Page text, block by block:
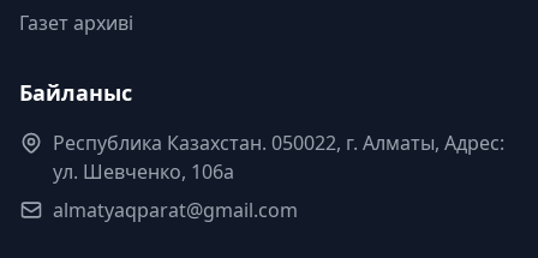
Газет архиві
Байланыс
Республика Казахстан. 050022, г. Алматы, Адрес:
ул. Шевченко, 106а
almatyaqparat@gmail.com